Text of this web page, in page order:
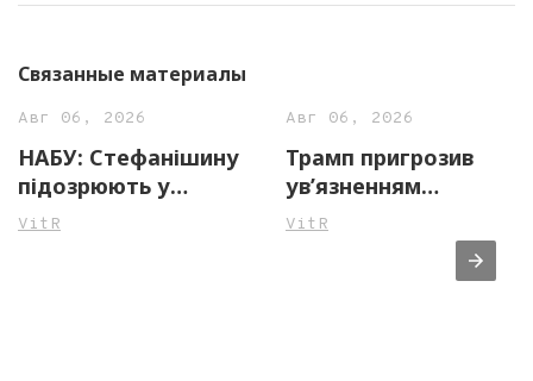
Связанные материалы
Авг 06, 2026
НАБУ: Стефанішину
підозрюють у
незаконному
VitR
Авг 06, 2026
Трамп пригрозив
ув’язненням
джерелам ЗМІ через
повідомлення про
нестачу боєприпасів
VitR